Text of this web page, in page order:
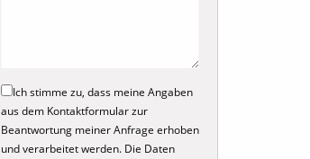
Ich stimme zu, dass meine Angaben
aus dem Kontaktformular zur
Beantwortung meiner Anfrage erhoben
und verarbeitet werden. Die Daten